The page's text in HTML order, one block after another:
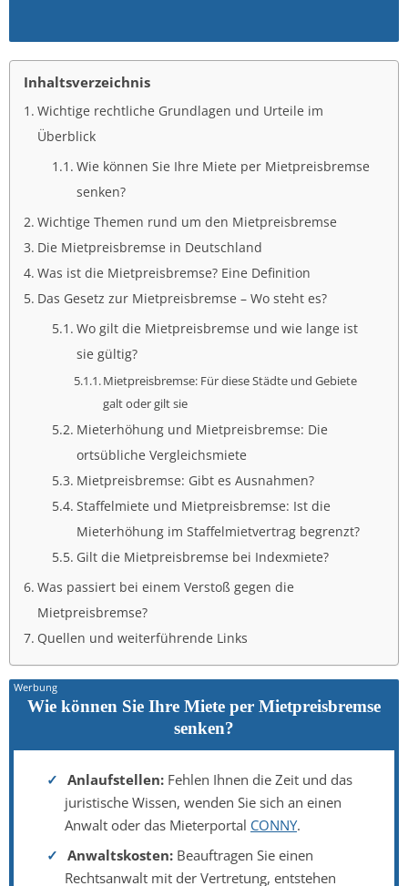
Inhaltsverzeichnis
Wichtige rechtliche Grundlagen und Urteile im
Überblick
Wie können Sie Ihre Miete per Mietpreisbremse
senken?
Wichtige Themen rund um den Mietpreisbremse
Die Mietpreisbremse in Deutschland
Was ist die Mietpreisbremse? Eine Definition
Das Gesetz zur Mietpreisbremse – Wo steht es?
Wo gilt die Mietpreisbremse und wie lange ist
sie gültig?
Mietpreisbremse: Für diese Städte und Gebiete
galt oder gilt sie
Mieterhöhung und Mietpreisbremse: Die
ortsübliche Vergleichsmiete
Mietpreisbremse: Gibt es Ausnahmen?
Staffelmiete und Mietpreisbremse: Ist die
Mieterhöhung im Staffelmietvertrag begrenzt?
Gilt die Mietpreisbremse bei Indexmiete?
Was passiert bei einem Verstoß gegen die
Mietpreisbremse?
Quellen und weiterführende Links
Wie können Sie Ihre Miete per Mietpreisbremse
senken?
Anlaufstellen: Fehlen Ihnen die Zeit und das
juristische Wissen, wenden Sie sich an einen
Anwalt oder das Mieterportal CONNY.
Anwaltskosten: Beauftragen Sie einen
Rechtsanwalt mit der Vertretung, entstehen